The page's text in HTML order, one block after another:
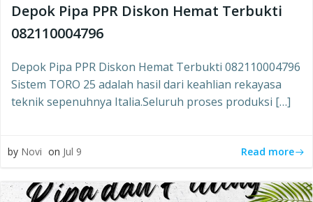
Depok Pipa PPR Diskon Hemat Terbukti
082110004796
Depok Pipa PPR Diskon Hemat Terbukti 082110004796
Sistem TORO 25 adalah hasil dari keahlian rekayasa
teknik sepenuhnya Italia.Seluruh proses produksi […]
by Novi on Jul 9 Read more